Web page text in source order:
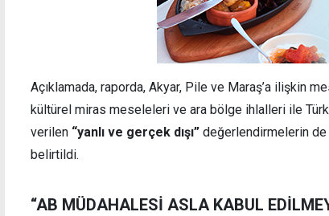
Açıklamada, raporda, Akyar, Pile ve Maraş’a ilişkin
kültürel miras meseleleri ve ara bölge ihlalleri ile
verilen “yanlı ve gerçek dışı” değerlendirmelerin de
belirtildi.
“AB MÜDAHALESİ ASLA KABUL